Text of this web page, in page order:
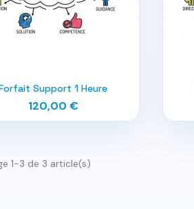
Aperçu rapide
Support 1 Heure
120,00 €
1-3 de 3 article(s)